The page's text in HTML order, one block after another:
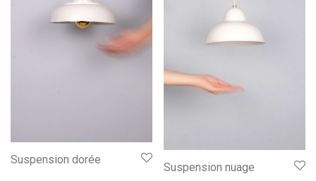
Suspension dorée
Suspension nuage